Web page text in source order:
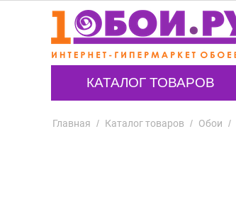
КАТАЛОГ ТОВАРОВ
Главная / Каталог товаров / Обои /